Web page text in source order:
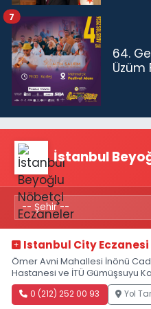
64.
Üzüm
7
İstanbul
Istanbul City Eczanesi
Ömer Avni Mahallesi İnönü
Hastanesi ve İTÜ Gümüşsuyu
0 (212) 252 00 93 Yol